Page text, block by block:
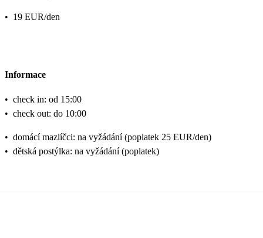
• 19 EUR/den
Informace
• check in: od 15:00
• check out: do 10:00
• domácí mazlíčci: na vyžádání (poplatek 25 EUR/den)
• dětská postýlka: na vyžádání (poplatek)